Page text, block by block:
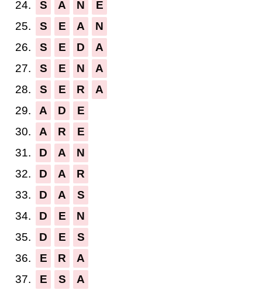
24.
S A N
E
25.
S E A
N
26.
S E D
A
27.
S E N
A
28.
S E R
A
29.
A D
E
30.
A R
E
31.
D A
N
32.
D A
R
33.
D A
S
34.
D E
N
35.
D E
S
36.
E R
A
37.
E S
A